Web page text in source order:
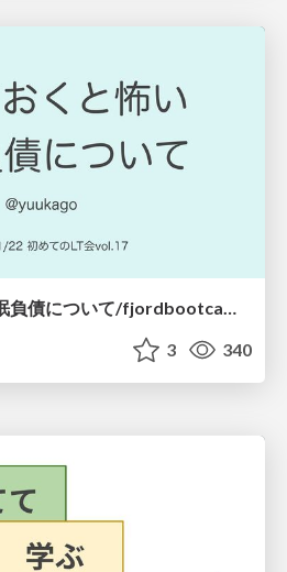
放っておくと怖い睡眠負債について/fjordbootcamp-251122
3 340